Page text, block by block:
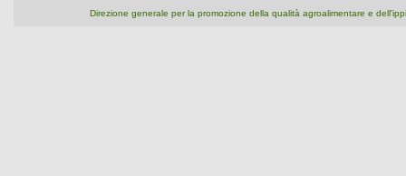
Direzione generale per la promozione della qualità agroalimentare e